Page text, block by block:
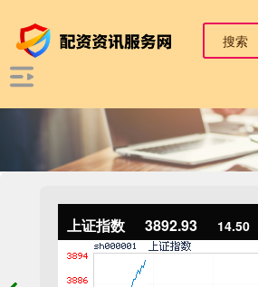
上证指数 3892.93 14.50